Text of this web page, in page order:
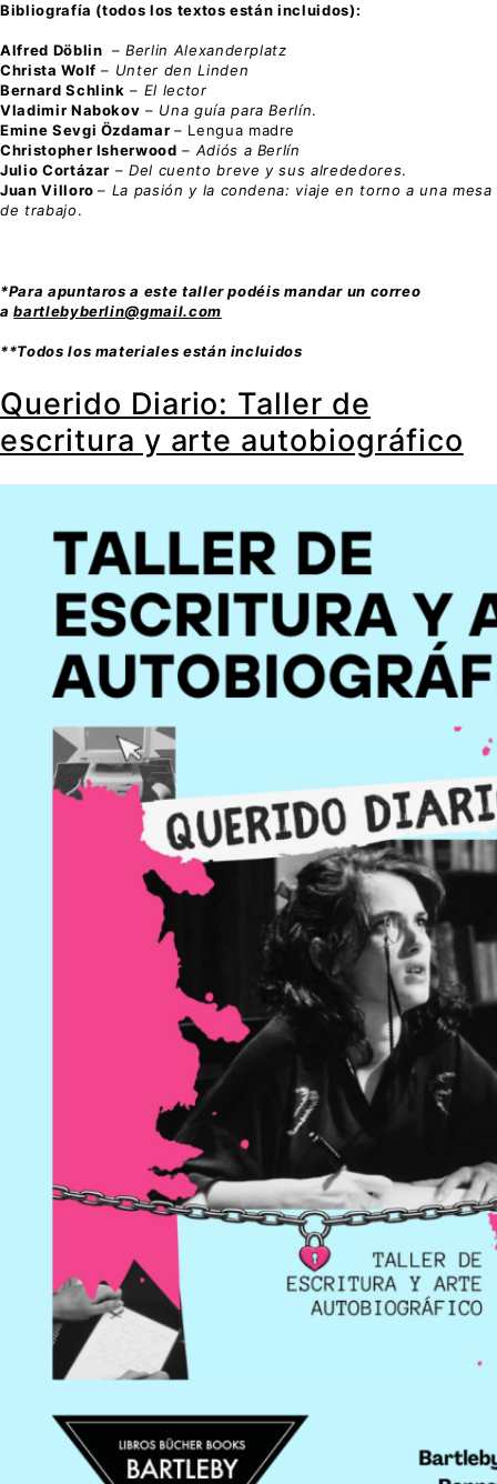
Bibliografía (todos los textos están incluidos):
Alfred Döblin –Berlin Alexanderplatz
Christa Wolf – Unter den Linden
Bernard Schlink – El lector
Vladimir Nabokov – Una guía para Berlín.
Emine Sevgi Özdamar – Lengua madre
Christopher Isherwood – Adiós a Berlín
Julio Cortázar –Del cuento breve y sus alrededores.
Juan Villoro– La pasión y la condena: viaje en torno a una mesa
de trabajo.
*Para apuntaros a este taller podéis mandar un correo
abartlebyberlin@gmail.com
**Todos los materiales están incluidos
Querido Diario: Taller de
escritura y arte autobiográfico